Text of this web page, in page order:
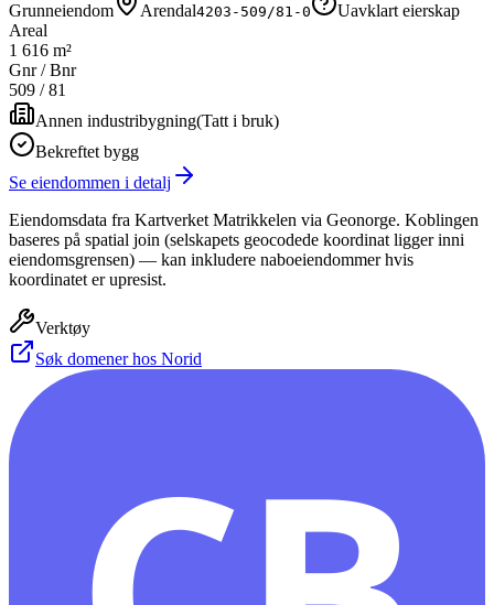
Grunneiendom
Arendal4203-509/81-0
Uavklart eierskap
Areal
1 616 m²
Gnr / Bnr
509 /81
Annen industribygning(Tatt i bruk)
Bekreftet bygg
Se eiendommen i detalj
Eiendomsdata fra Kartverket Matrikkelen via Geonorge. Koblingen
baseres på spatial join (selskapets geocodede koordinat ligger inni
eiendomsgrensen) — kan inkludere naboeiendommer hvis
koordinatet er upresist.
Verktøy
Søk domener hos Norid